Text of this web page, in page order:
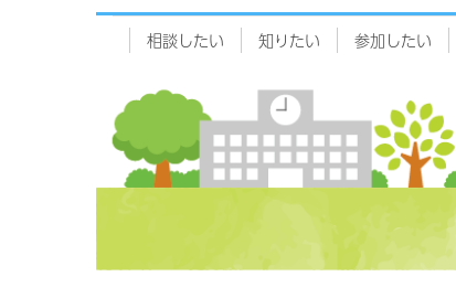
相談したい 知りたい 参加したい